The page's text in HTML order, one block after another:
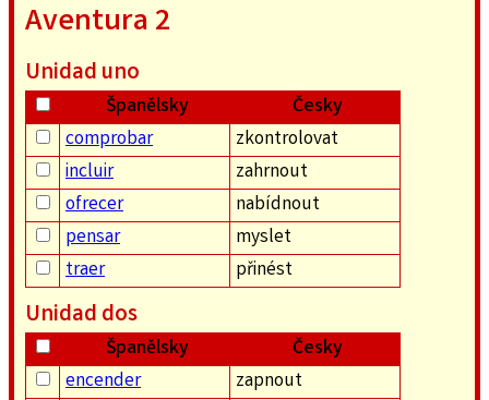
Aventura 2
Unidad uno
Španělsky
Česky
comprobar
zkontrolovat
incluir
zahrnout
ofrecer
nabídnout
pensar
myslet
traer
přinést
Unidad dos
Španělsky
Česky
encender
zapnout